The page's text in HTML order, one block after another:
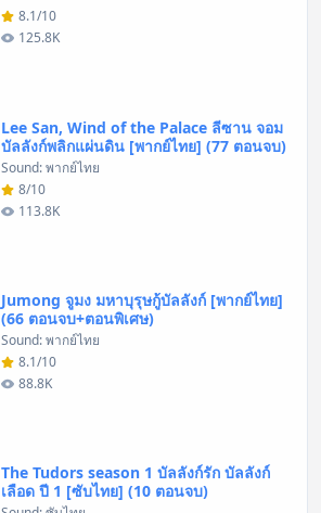
8.1/10
125.8K
Lee San, Wind of the Palace ลีซาน จอม
บัลลังก์พลิกแผ่นดิน [พากย์ไทย] (77 ตอนจบ)
Sound: พากย์ไทย
8/10
113.8K
Jumong จูมง มหาบุรุษกู้บัลลังก์ [พากย์ไทย]
(66 ตอนจบ+ตอนพิเศษ)
Sound: พากย์ไทย
8.1/10
88.8K
The Tudors season 1 บัลลังก์รัก บัลลังก์
เลือด ปี 1 [ซับไทย] (10 ตอนจบ)